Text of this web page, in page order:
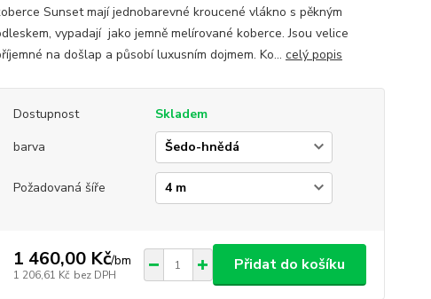
Sunset mají jednobarevné kroucené vlákno s pěkným
vypadají jako jemně melírované koberce. Jsou velice
na došlap a působí luxusním dojmem. Ko... celý popis
Dostupnost
Skladem
barva
Požadovaná šíře
1 460,00 Kč/bm
1 206,61 Kč bez DPH
Přidat do košíku